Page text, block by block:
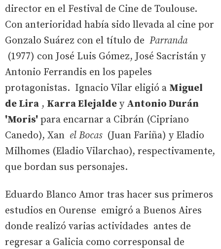
director en el Festival de Cine de Toulouse.
Con anterioridad había sido llevada al cine por
Gonzalo Suárez con el título de Parranda
(1977) con José Luis Gómez, José Sacristán y
Antonio Ferrandis en los papeles
protagonistas. Ignacio Vilar eligió a Miguel
de Lira , Karra Elejalde y Antonio Durán
'Moris' para encarnar a Cibrán (Cipriano
Canedo), Xan el Bocas(Juan Fariña) y Eladio
Milhomes (Eladio Vilarchao), respectivamente,
que bordan sus personajes.
Eduardo Blanco Amor tras hacer sus primeros
estudios en Ourense emigró a Buenos Aires
donde realizó varias actividades antes de
regresar a Galicia como corresponsal de